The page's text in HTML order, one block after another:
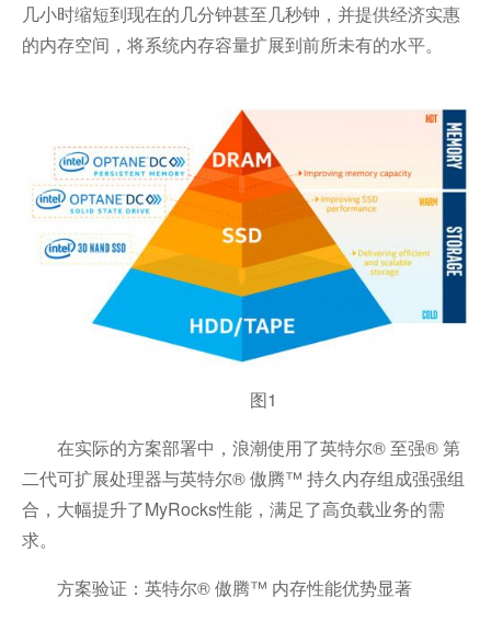
几小时缩短到现在的几分钟甚至几秒钟，并提供经济实惠
的内存空间，将系统内存容量扩展到前所未有的水平。
图1
在实际的方案部署中，浪潮使用了英特尔® 至强® 第
二代可扩展处理器与英特尔® 傲腾™ 持久内存组成强强组
合，大幅提升了MyRocks性能，满足了高负载业务的需
求。
方案验证：英特尔® 傲腾™ 内存性能优势显著